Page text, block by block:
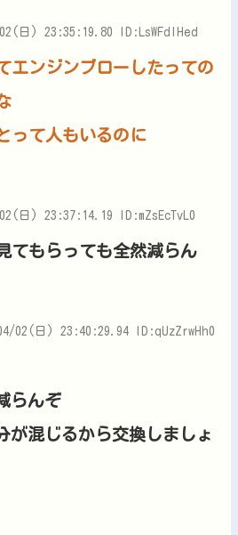
日) 23:35:19.80 ID:LsWFdIHed
エンジンブローしたっての
って人もいるのに
日) 23:37:14.19 ID:mZsEcTvL0
てもらっても全然減らん
02(日) 23:40:29.94 ID:qUzZrwHh0
らんぞ
が混じるから交換しましょ